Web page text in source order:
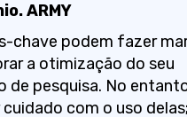
ARMY
chave podem fazer
a otimização do seu
de pesquisa. No
com o uso